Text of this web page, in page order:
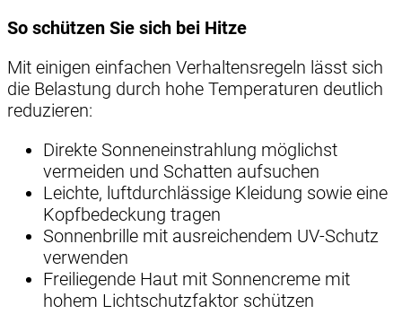
So schützen Sie sich bei Hitze
Mit einigen einfachen Verhaltensregeln lässt sich
die Belastung durch hohe Temperaturen deutlich
reduzieren:
Direkte Sonneneinstrahlung möglichst
vermeiden und Schatten aufsuchen
Leichte, luftdurchlässige Kleidung sowie eine
Kopfbedeckung tragen
Sonnenbrille mit ausreichendem UV-Schutz
verwenden
Freiliegende Haut mit Sonnencreme mit
hohem Lichtschutzfaktor schützen